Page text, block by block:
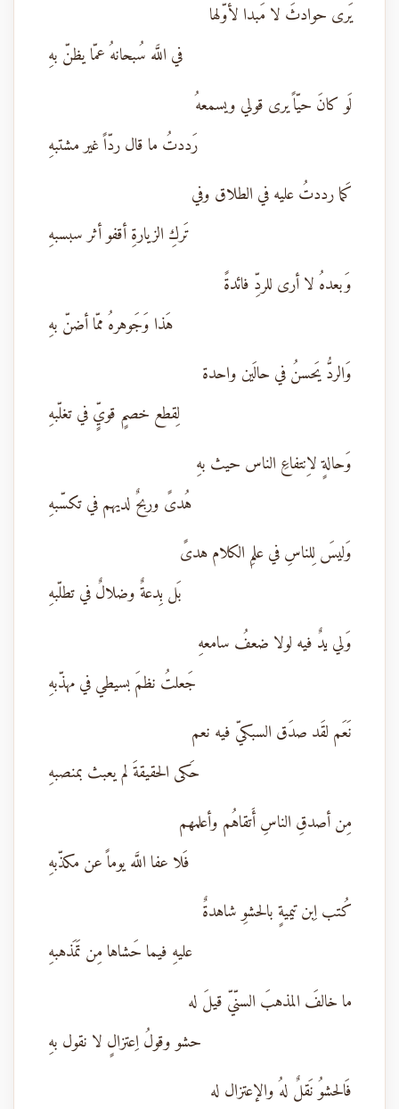
يَرى حوادثَ لا مَبدا لأوّلها
في اللَّه سُبحانهُ عمّا يظنّ بهِ
لَو كانَ حيّاً يرى قولي ويسمعهُ
رَددتُ ما قال ردّاً غير مشتبهِ
كَما رددتُ عليه في الطلاق وفي
تَركِ الزيارةِ أقفو أثر سبسبهِ
وَبعدهُ لا أرى للردِّ فائدةً
هَذا وَجَوهرهُ ممّا أضنّ بهِ
وَالردُّ يَحسنُ في حالَين واحدة
لِقطع خصمٍ قويٍّ في تغلّبهِ
وَحالةٍ لاِنتفاعِ الناس حيث بهِ
هُدىً وربحٌ لديهم في تكسّبهِ
وَليسَ لِلناسِ في علمِ الكلام هدىً
بَل بِدعةٌ وضلالٌ في تطلّبهِ
وَلي يدٌ فيه لولا ضعفُ سامعهِ
جَعلتُ نظمَ بسيطي في مهذّبهِ
نَعَم لقَد صدَق السبكيّ فيه نعم
حَكى الحقيقةَ لم يعبث بمنصبهِ
مِن أصدقِ الناسِ أَتقاهُم وأعلمهم
فَلا عفا اللَّه يوماً عن مكذّبهِ
كُتب اِبن تيميةٍ بالحشوِ شاهدةٌ
عليهِ فيما حَشاها مِن تَمَذهبهِ
ما خالفَ المذهبَ السنّيّ قيلَ له
حشو وقولُ اِعتزالٍ لا نقول بهِ
فَالحشوُ نَقلٌ لهُ والإعتزال له